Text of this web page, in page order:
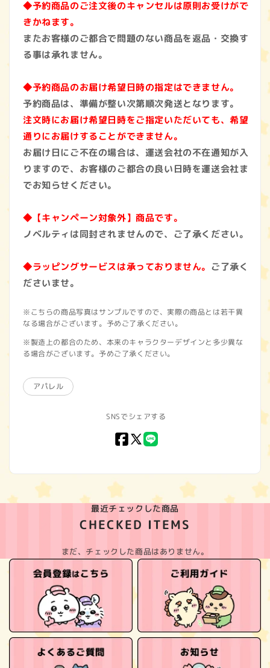
◆予約商品のご注文後のキャンセルは原則お受けがで
きかねます。
またお客様のご都合で問題のない商品を返品・交換す
る事は承れません。
◆予約商品のお届け希望日時の指定はできません。
予約商品は、準備が整い次第順次発送となります。
注文時にお届け希望日時をご指定いただいても、希望
通りにお届けすることができません。
お届け日にご不在の場合は、運送会社の不在通知が入
りますので、お客様のご都合の良い日時を運送会社ま
でお知らせください。
◆【キャンペーン対象外】商品です。
ノベルティは同封されませんので、ご了承ください。
◆ラッピングサービスは承っておりません。 ご了承く
ださいませ。
※こちらの商品写真はサンプルですので、実際の商品とは若干異
なる場合がございます。予めご了承ください。
※製造上の都合のため、本来のキャラクターデザインと多少異な
る場合がございます。予めご了承ください。
アパレル
SNSでシェアする
Facebook
X
最近チェックした商品
CHECKED ITEMS
まだ、チェックした商品はありません。